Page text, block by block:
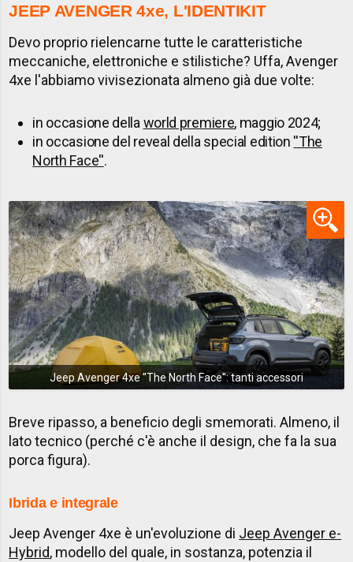
JEEP AVENGER 4xe, L'IDENTIKIT
Devo proprio rielencarne tutte le caratteristiche
meccaniche, elettroniche e stilistiche? Uffa, Avenger
4xe l'abbiamo vivisezionata almeno già due volte:
in occasione della world premiere, maggio 2024;
in occasione del reveal della special edition ''The
North Face''.
Jeep Avenger 4xe ''The North Face'': tanti accessori
Breve ripasso, a beneficio degli smemorati. Almeno, il
lato tecnico (perché c'è anche il design, che fa la sua
porca figura).
Ibrida e integrale
Jeep Avenger 4xe è un'evoluzione di Jeep Avenger e-
Hybrid, modello del quale, in sostanza, potenzia il